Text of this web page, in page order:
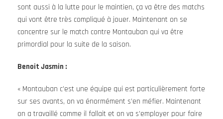
sont aussi à la lutte pour le maintien, ça va être des matchs
qui vont être très compliqué à jouer. Maintenant on se
concentre sur le match contre Montauban qui va être
primordial pour la suite de la saison.
Benoit Jasmin :
« Montauban c’est une équipe qui est particulièrement forte
sur ses avants, on va énormément s’en méfier. Maintenant
on a travaillé comme il fallait et on va s’employer pour faire